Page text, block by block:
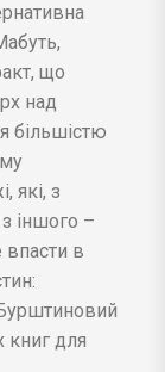
що
над
більшістю
які, з
іншого –
в
книг для